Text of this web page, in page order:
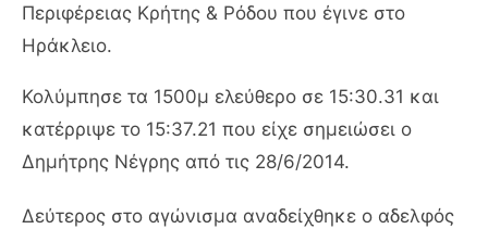
Περιφέρειας Κρήτης & Ρόδου που έγινε στο
Ηράκλειο.
Κολύμπησε τα 1500μ ελεύθερο σε 15:30.31 και
κατέρριψε το 15:37.21 που είχε σημειώσει ο
Δημήτρης Νέγρης από τις 28/6/2014.
Δεύτερος στο αγώνισμα αναδείχθηκε ο αδελφός